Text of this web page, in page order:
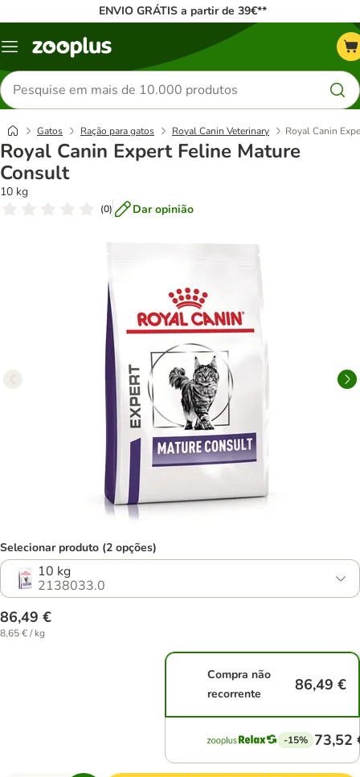
ENVIO GRÁTIS a partir de 39€**
Menu
Pesquisar
produtos
Gatos Ração para gatos Royal Canin Veterinary Royal Canin
Royal Canin Expert Feline Mature
Consult
10 kg
(0) Dar opinião
Selecionar produto (2 opções)
10 kg
2138033.0
86,49 €
8,65 € / kg
Compra não
recorrente
86,49 €
-15% 73,52